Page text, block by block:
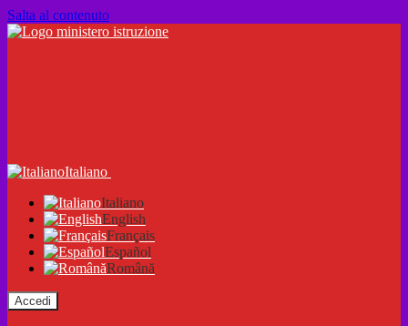
Salta al contenuto
Italiano
Italiano
English
Français
Español
Română
Accedi